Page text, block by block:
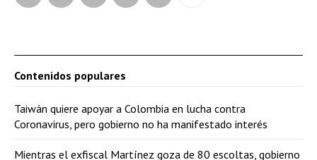
Contenidos populares
Taiwán quiere apoyar a Colombia en lucha contra
Coronavirus, pero gobierno no ha manifestado interés
Mientras el exfiscal Martínez goza de 80 escoltas, gobierno